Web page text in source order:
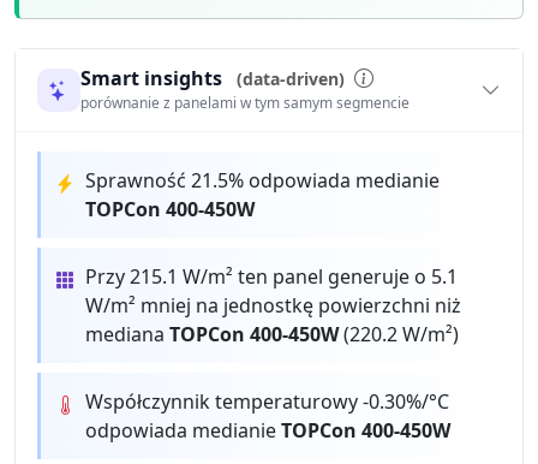
Smart insights (data-driven)
porównanie z panelami w tym samym segmencie
Sprawność 21.5% odpowiada medianie
TOPCon 400-450W
Przy 215.1 W/m² ten panel generuje o 5.1
W/m² mniej na jednostkę powierzchni niż
medianaTOPCon 400-450W(220.2 W/m²)
Współczynnik temperaturowy -0.30%/°C
odpowiada medianieTOPCon 400-450W